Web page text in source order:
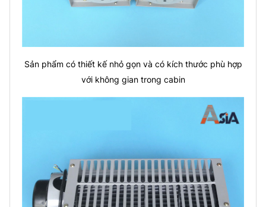
Sản phẩm có thiết kế nhỏ gọn và có kích thước phù hợp
với không gian trong cabin